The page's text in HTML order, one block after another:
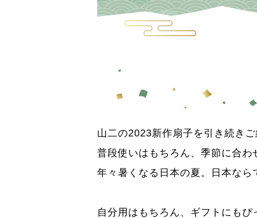
山二の2023新作扇子を引き続き
普段使いはもちろん、季節に合わ
年々暑くなる日本の夏。日本なら
自分用はもちろん、ギフトにもぴ